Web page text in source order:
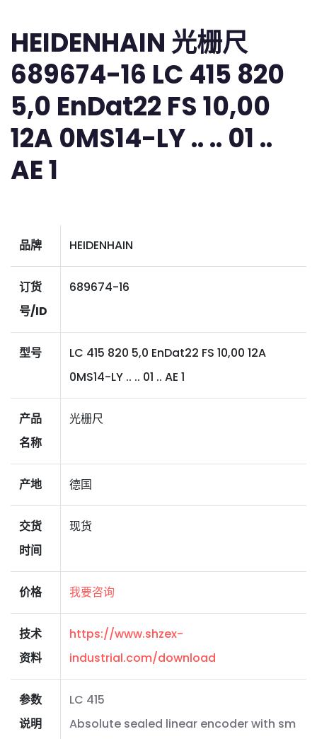
HEIDENHAIN 光栅尺
689674-16 LC 415 820
5,0 EnDat22 FS 10,00
12A 0MS14-LY .. .. 01 ..
AE 1
品牌 HEIDENHAIN
订货
号/ID
689674-16
型号
LC 415 820 5,0 EnDat22 FS 10,00 12A
0MS14-LY .. .. 01 .. AE 1
产品
名称
光栅尺
产地 德国
交货
时间
现货
价格 我要咨询
技术
资料
https://www.shzex-
industrial.com/download
参数
说明
LC 415
Absolute sealed linear encoder with sm